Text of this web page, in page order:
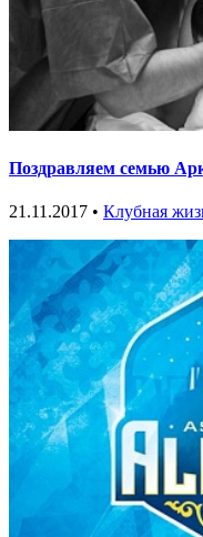
Поздравляем семью
21.11.2017 • Клубная